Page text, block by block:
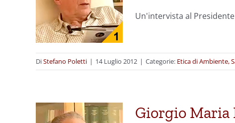
Un'intervista al
DiStefano Poletti | 14 Luglio 2012 | Categorie: Etica di Ambiente,
Giorgio Maria